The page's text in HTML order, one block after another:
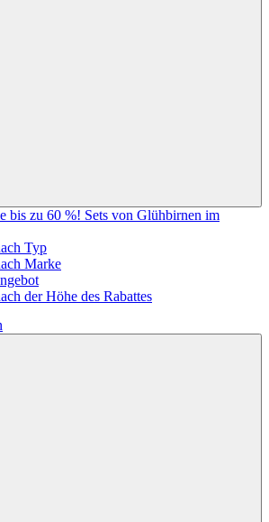
bis zu 60 %! Sets von Glühbirnen im
Typ
Marke
der Höhe des Rabattes